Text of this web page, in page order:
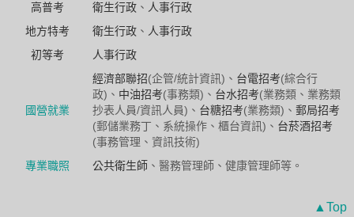
高普考 衛生行政、 人事行政
地方特考
衛生行政、 人事行政
初等考
人事行政
國營就業
經濟部聯招(企管/統計資訊)、 台電招考(綜合行
政)、 中油招考(事務類)、 台水招考(業務類、業務類
抄表人員/資訊人員)、 台糖招考(業務類)、 郵局招考
(郵儲業務丁、系統操作、櫃台資訊)、 台菸酒招考
(事務管理、資訊技術)
專業職照
公共衛生師 、醫務管理師、健康管理師等。
▲Top